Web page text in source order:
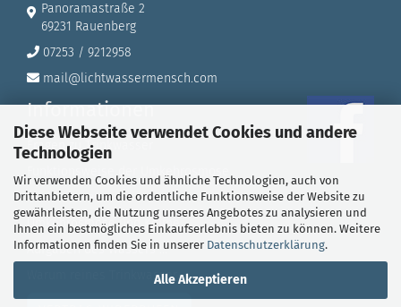
Diese Webseite verwendet Cookies und andere
Technologien
Wir verwenden Cookies und ähnliche Technologien, auch von
Drittanbietern, um die ordentliche Funktionsweise der Website zu
gewährleisten, die Nutzung unseres Angebotes zu analysieren und
Ihnen ein bestmögliches Einkaufserlebnis bieten zu können. Weitere
Informationen finden Sie in unserer Datenschutzerklärung.
Alle Akzeptieren
Panoramastraße 2
69231 Rauenberg
07253 / 9212958
mail@lichtwassermensch.com
Informationen
Fragen zu Trinkwasser
Funktionsweise der Umkehrosmose
Rückhalteraten
Umkehrosmose und Keime
Aufgaben des Wassers ...
Warum reines Trinkwasser